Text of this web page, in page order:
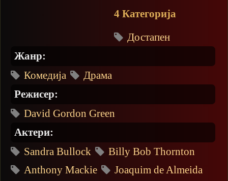
4 Категорија
Достапен
Жанр:
Комедија
Драма
Режисер:
David Gordon Green
Актери:
Sandra Bullock
Billy Bob Thornton
Anthony Mackie
Joaquim de Almeida